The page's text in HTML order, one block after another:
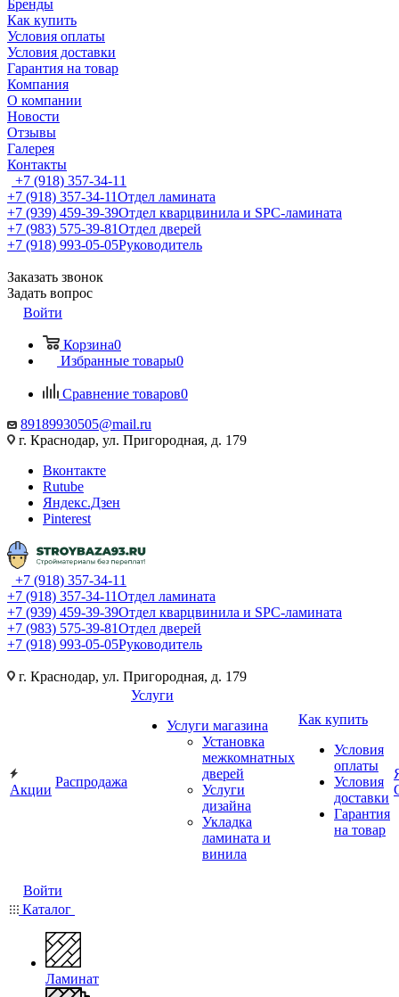
Бренды
Как купить
Условия оплаты
Условия доставки
Гарантия на товар
Компания
О компании
Новости
Отзывы
Галерея
Контакты
+7 (918) 357-34-11
+7 (918) 357-34-11Отдел ламината
+7 (939) 459-39-39Отдел кварцвинила и SPC-ламината
+7 (983) 575-39-81Отдел дверей
+7 (918) 993-05-05Руководитель
Заказать звонок
Задать вопрос
Войти
Корзина0
Избранные товары0
Сравнение товаров0
89189930505@mail.ru
г. Краснодар, ул. Пригородная, д. 179
Вконтакте
Rutube
Яндекс.Дзен
Pinterest
+7 (918) 357-34-11
+7 (918) 357-34-11Отдел ламината
+7 (939) 459-39-39Отдел кварцвинила и SPC-ламината
+7 (983) 575-39-81Отдел дверей
+7 (918) 993-05-05Руководитель
г. Краснодар, ул. Пригородная, д. 179
Акции
Распродажа
Услуги
Услуги магазина
Установка
межкомнатных
дверей
Услуги
дизайна
Укладка
ламината и
винила
Как купить
Условия
оплаты
Условия
доставки
Гарантия
на товар
Войти
Каталог
Ламинат